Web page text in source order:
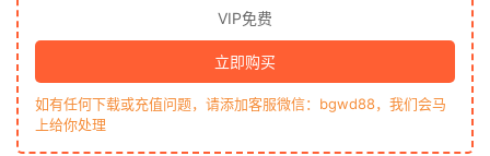
VIP免费
立即购买
如有任何下载或充值问题，请添加客服微信：bgwd88，我们会马
上给你处理